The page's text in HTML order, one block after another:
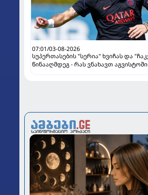
07:01/03-08-2026
სუპერთასების "სერია" ხვიჩას და "ჩაკვე" "ბარსას"
წინააღმდეგ - რას ვნახავთ აგვისტოში